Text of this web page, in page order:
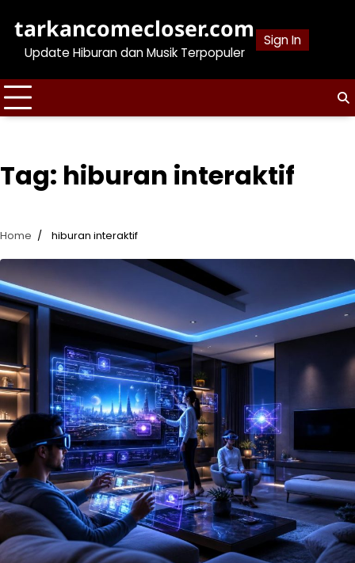
content
tarkancomecloser.com
Update Hiburan dan Musik Terpopuler
Sign In
Tag: hiburan interaktif
Home hiburan interaktif